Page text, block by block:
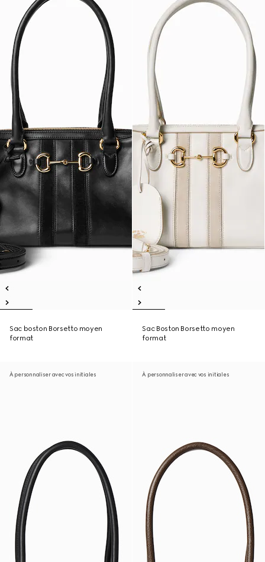
Sac boston Borsetto moyen
format
Sac Boston Borsetto moyen
format
À personnaliser avec vos initiales À personnaliser avec vos initiales